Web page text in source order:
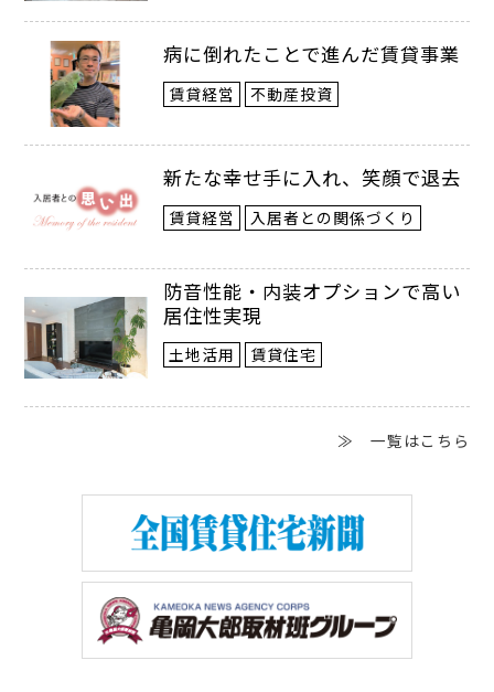
ーデン」「ビンホームズ・ゴールデンリバ
ー」「ビンホームズ・セントラルパーク」
「マステリタオディエン」などは、外国人
ビジネスパーソンの賃貸需要が十分ありま
す。中古売買も盛んで、１㎡あたりの相場
が確立しています。
例えば、セントラルパークの築６～８年
の中古住戸の流通価格は１㎡あたり3000
～3500米ドル（坪単価155万～180万
円）、賃貸なら月額賃料が１㎡あたり10～
くらいです。都心に近いほど相場価格が上
がり、利回りが下がるというのは東京と似
ています。
病に倒れたことで進んだ賃貸事業
賃貸経営 不動産投資
新たな幸せ手に入れ、笑顔で退去
賃貸経営 入居者との関係づくり
防音性能・内装オプションで高い
居住性実現
土地活用 賃貸住宅
≫ 一覧はこちら